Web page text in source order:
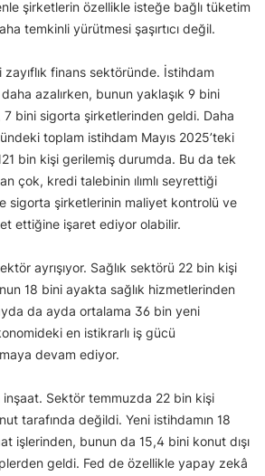
şirketlerin özellikle isteğe bağlı tüketim
temkinli yürütmesi şaşırtıcı değil.
finans sektöründe. İstihdam
azalırken, bunun yaklaşık 9 bini
bini sigorta şirketlerinden geldi. Daha
toplam istihdam Mayıs 2025’teki
bin kişi gerilemiş durumda. Bu da tek
çok, kredi talebinin ılımlı seyrettiği
sigorta şirketlerinin maliyet kontrolü ve
ettiğine işaret ediyor olabilir.
ayrışıyor. Sağlık sektörü 22 bin kişi
18 bini ayakta sağlık hizmetlerinden
da ayda ortalama 36 bin yeni
en istikrarlı iş gücü
devam ediyor.
inşaat. Sektör temmuzda 22 bin kişi
tarafında değildi. Yeni istihdamın 18
işlerinden, bunun da 15,4 bini konut dışı
geldi. Fed de özellikle yapay zekâ